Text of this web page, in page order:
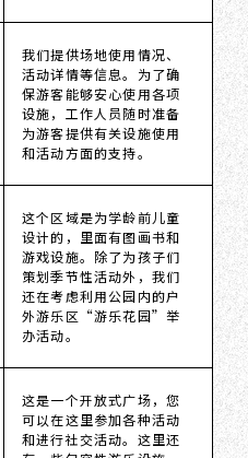
我们提供场地使用情况、
活动详情等信息。为了确
保游客能够安心使用各项
设施，工作人员随时准备
为游客提供有关设施使用
和活动方面的支持。
这个区域是为学龄前儿童
设计的，里面有图画书和
游戏设施。除了为孩子们
策划季节性活动外，我们
还在考虑利用公园内的户
外游乐区“游乐花园”举
办活动。
这是一个开放式广场，您
可以在这里参加各种活动
和进行社交活动。这里还